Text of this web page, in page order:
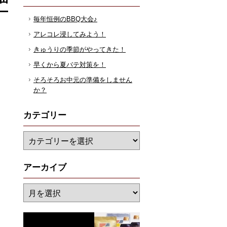
毎年恒例のBBQ大会♪
アレコレ浸してみよう！
きゅうりの季節がやってきた！
早くから夏バテ対策を！
そろそろお中元の準備をしません
か？
カテゴリー
アーカイブ